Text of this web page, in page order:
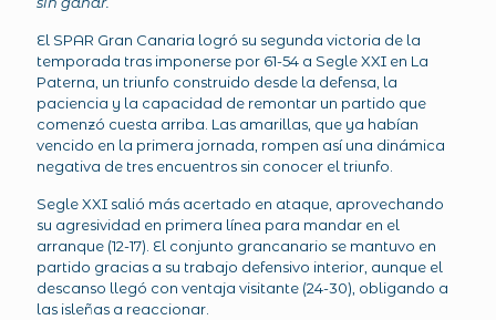
El SPAR Gran Canaria logró su segunda victoria de la
temporada tras imponerse por 61-54 a Segle XXI en La
Paterna, un triunfo construido desde la defensa, la
paciencia y la capacidad de remontar un partido que
comenzó cuesta arriba. Las amarillas, que ya habían
vencido en la primera jornada, rompen así una dinámica
negativa de tres encuentros sin conocer el triunfo.
Segle XXI salió más acertado en ataque, aprovechando
su agresividad en primera línea para mandar en el
arranque (12-17). El conjunto grancanario se mantuvo en
partido gracias a su trabajo defensivo interior, aunque el
descanso llegó con ventaja visitante (24-30), obligando a
las isleñas a reaccionar.